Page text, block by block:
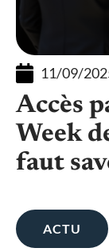
11/09/
Accès
Week
faut
ACTU